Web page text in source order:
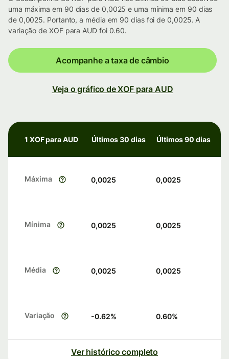
uma máxima em 90 dias de 0,0025 e uma mínima em 90 dias
de 0,0025. Portanto, a média em 90 dias foi de 0,0025. A
variação de XOF para AUD foi 0.60.
Acompanhe a taxa de câmbio
Veja o gráfico de XOF para AUD
1 XOF para AUD Últimos 30 dias Últimos 90 dias
Máxima 0,0025 0,0025
Mínima 0,0025 0,0025
Média 0,0025 0,0025
Variação -0.62% 0.60%
Ver histórico completo